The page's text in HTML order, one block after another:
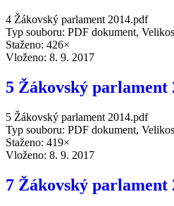
4 Žákovský parlament 2014.pdf
Typ souboru: PDF dokument,
Staženo: 426×
Vloženo: 8. 9. 2017
5 Žákovský parlament
5 Žákovský parlament 2014.pdf
Typ souboru: PDF dokument,
Staženo: 419×
Vloženo: 8. 9. 2017
7 Žákovský parlament